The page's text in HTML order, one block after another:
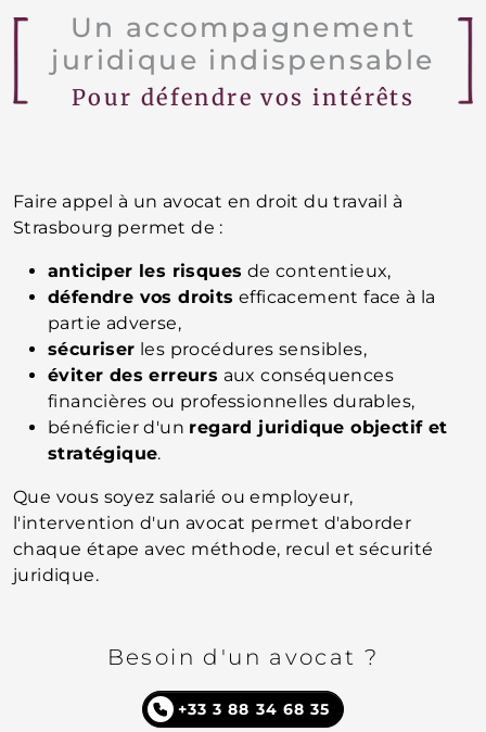
Un accompagnement
juridique indispensable
Pour défendre vos intérêts
Faire appel à un avocat en droit du travail à
Strasbourg permet de :
anticiper les risques de contentieux,
défendre vos droits efficacement face à la
partie adverse,
sécuriser les procédures sensibles,
éviter des erreurs aux conséquences
financières ou professionnelles durables,
bénéficier d'un regard juridique objectif et
stratégique.
Que vous soyez salarié ou employeur,
l'intervention d'un avocat permet d'aborder
chaque étape avec méthode, recul et sécurité
juridique.
Besoin d'un avocat ?
+33 3 88 34 68 35